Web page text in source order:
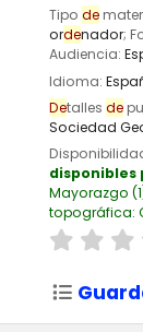
Tipo de
ordenador;
Audiencia:
Idioma:
Detalles de
Sociedad
disponibles
Mayorazgo
topográfica: